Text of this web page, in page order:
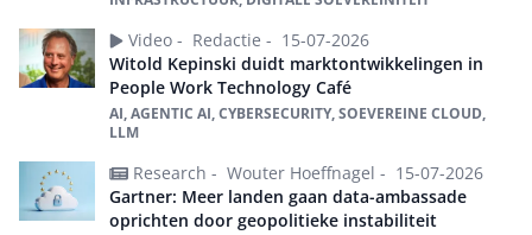
Video - Redactie - 15-07-2026
Witold Kepinski duidt marktontwikkelingen in
People Work Technology Café
AI, AGENTIC AI, CYBERSECURITY, SOEVEREINE CLOUD,
LLM
Research - Wouter Hoeffnagel - 15-07-2026
Gartner: Meer landen gaan data-ambassade
oprichten door geopolitieke instabiliteit